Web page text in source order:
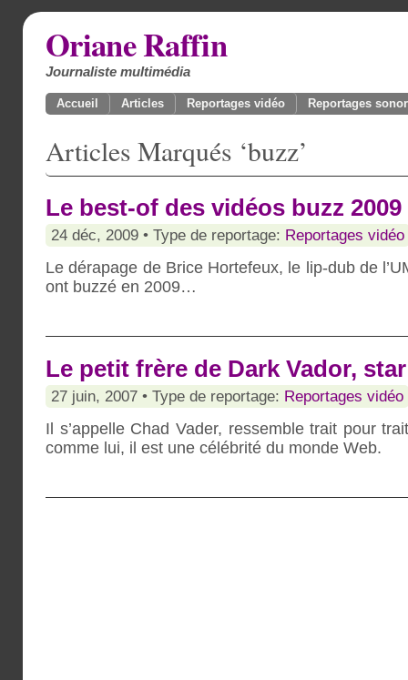
Oriane Raffin
Journaliste multimédia
Accueil Articles Reportages vidéo Reportages
Articles Marqués ‘buzz’
Le best-of des vidéos buzz 2009
24 déc, 2009 • Type de reportage: Reportages vidéo
Le dérapage de Brice Hortefeux, le lip-dub de
ont buzzé en 2009…
Le petit frère de Dark Vador,
27 juin, 2007 • Type de reportage: Reportages vidéo
Il s’appelle Chad Vader, ressemble trait pour
comme lui, il est une célébrité du monde Web.